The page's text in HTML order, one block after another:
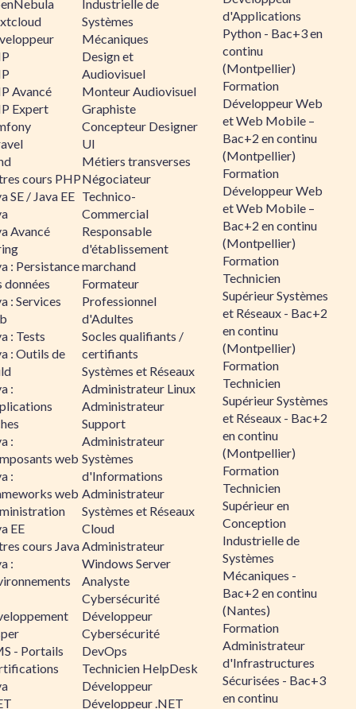
Avancé
Expert
cours PHP
SE / Java EE
Avancé
: Persistance
données
: Services
: Tests
: Outils de
:
:
web
:
web
EE
cours Java
:
- Portails
Industrielle de
Systèmes
Mécaniques
Design et
Audiovisuel
Monteur Audiovisuel
Graphiste
Concepteur Designer
UI
Métiers transverses
Négociateur
Technico-
Commercial
Responsable
d'établissement
marchand
Formateur
Professionnel
d'Adultes
Socles qualifiants /
certifiants
Systèmes et Réseaux
Administrateur Linux
Administrateur
Support
Administrateur
Systèmes
d'Informations
Administrateur
Systèmes et Réseaux
Cloud
Administrateur
Windows Server
Analyste
Cybersécurité
Développeur
Cybersécurité
DevOps
Technicien HelpDesk
Développeur
Développeur .NET
d'Applications
Python - Bac+3 en
continu
(Montpellier)
Formation
Développeur Web
et Web Mobile –
Bac+2 en continu
(Montpellier)
Formation
Développeur Web
et Web Mobile –
Bac+2 en continu
(Montpellier)
Formation
Technicien
Supérieur Systèmes
et Réseaux - Bac+2
en continu
(Montpellier)
Formation
Technicien
Supérieur Systèmes
et Réseaux - Bac+2
en continu
(Montpellier)
Formation
Technicien
Supérieur en
Conception
Industrielle de
Systèmes
Mécaniques -
Bac+2 en continu
(Nantes)
Formation
Administrateur
d'Infrastructures
Sécurisées - Bac+3
en continu